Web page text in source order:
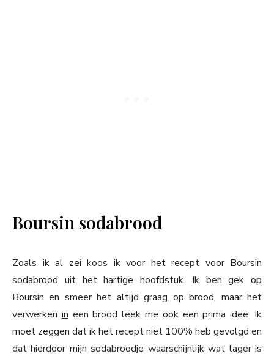
Boursin sodabrood
Zoals ik al zei koos ik voor het recept voor Boursin
sodabrood uit het hartige hoofdstuk. Ik ben gek op
Boursin en smeer het altijd graag op brood, maar het
verwerken in een brood leek me ook een prima idee. Ik
moet zeggen dat ik het recept niet 100% heb gevolgd en
dat hierdoor mijn sodabroodje waarschijnlijk wat lager is